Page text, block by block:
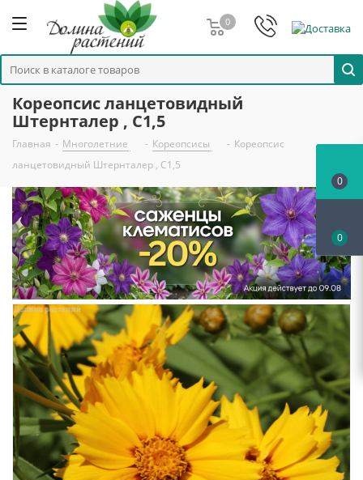
0
Кореопсис ланцетовидный
Штернталер , С1,5
Главная - Многолетние - Кореопсисы - Кореопсис
ланцетовидный Штернталер , С1,5
0
0